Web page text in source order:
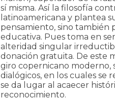
sí misma. Así la filosofía
latinoamericana y plantea
pensamiento, sino también
educativa. Pues toma en
alteridad singular
donación gratuita. De este
giro copernicano moderno,
dialógicos, en los cuales
se da lugar al acaecer
reconocimiento.